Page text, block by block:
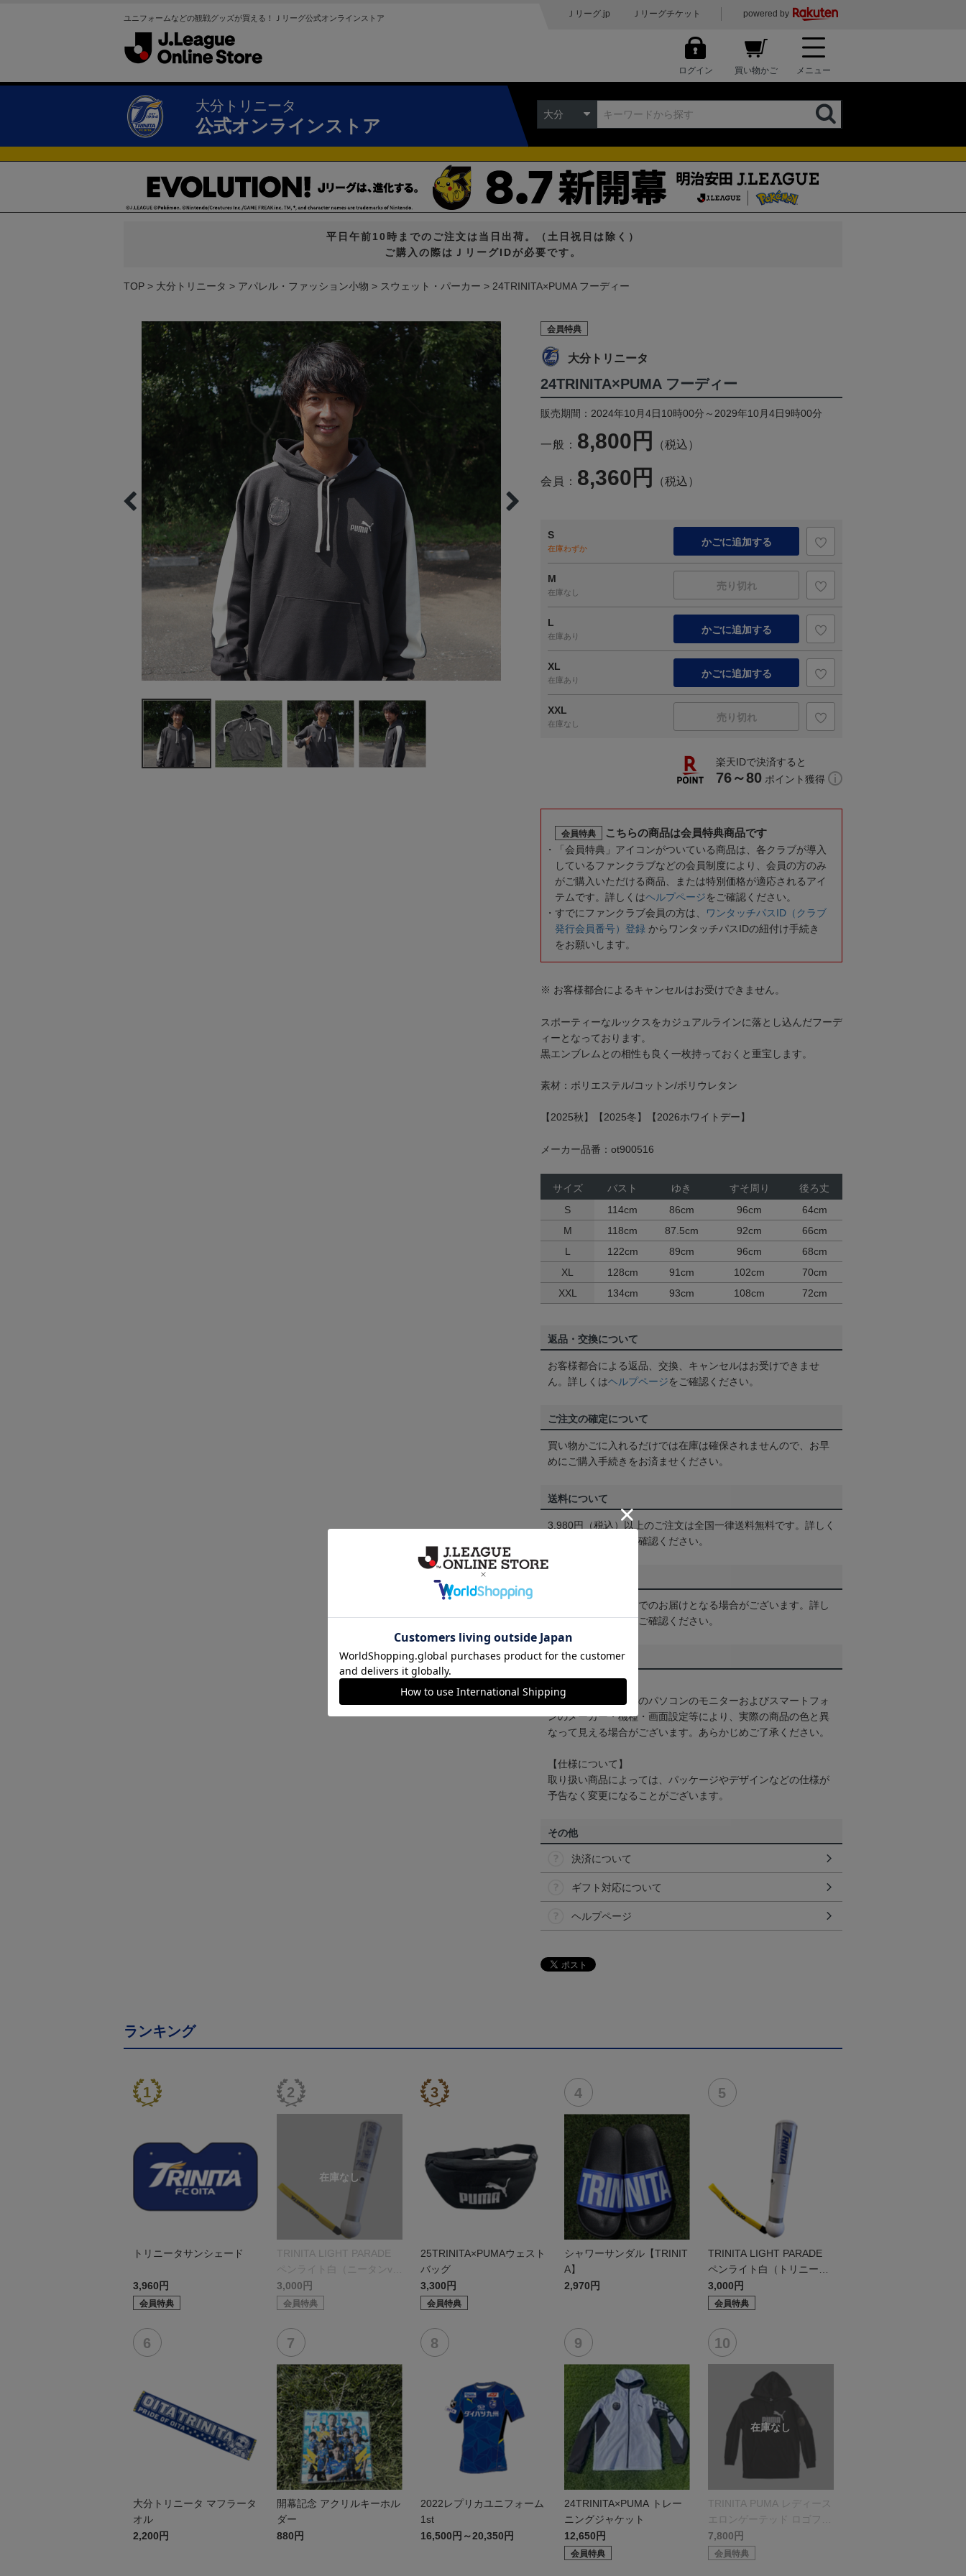
ユニフォームなどの観戦グッズが買える！Ｊリーグ公式オンラインストア Ｊリーグ.jp Ｊリーグチケット powered by
ログイン 買い物かご メニュー
大分トリニータ
公式オンラインストア
大分
平日午前10時までのご注文は当日出荷。（土日祝日は除く）
ご購入の際はＪリーグIDが必要です。
TOP 大分トリニータ アパレル・ファッション小物 スウェット・パーカー 24TRINITA×PUMA フーディー
会員特典
大分トリニータ
24TRINITA×PUMA フーディー
販売期間：2024年10月4日10時00分～2029年10月4日9時00分
一般： 8,800円 （税込）
会員： 8,360円 （税込）
S
在庫わずか
かごに追加する
M
在庫なし
売り切れ
L
在庫あり
かごに追加する
XL
在庫あり
かごに追加する
XXL
在庫なし
売り切れ
楽天IDで決済すると
76～80 ポイント獲得
会員特典 こちらの商品は会員特典商品です
「会員特典」アイコンがついている商品は、各クラブが導入
しているファンクラブなどの会員制度により、会員の方のみ
がご購入いただける商品、または特別価格が適応されるアイ
テムです。詳しくはヘルプページをご確認ください。
すでにファンクラブ会員の方は、
ワンタッチパスID（クラブ
発行会員番号）登録 からワンタッチパスIDの紐付け手続き
をお願いします。
※ お客様都合によるキャンセルはお受けできません。
スポーティーなルックスをカジュアルラインに落とし込んだフーデ
ィーとなっております。
黒エンブレムとの相性も良く一枚持っておくと重宝します。
素材：ポリエステル/コットン/ポリウレタン
【2025秋】【2025冬】【2026ホワイトデー】
メーカー品番：ot900516
サイズ バスト ゆき すそ周り
後ろ丈
S
114cm 86cm 96cm
64cm
M
118cm 87.5cm 92cm
66cm
L
122cm 89cm 96cm
68cm
XL
128cm 91cm 102cm
70cm
XXL
134cm 93cm 108cm 72cm
返品・交換について
お客様都合による返品、交換、キャンセルはお受けできませ
ん。詳しくはヘルプページをご確認ください。
ご注文の確定について
買い物かごに入れるだけでは在庫は確保されませんので、お早
めにご購入手続きをお済ませください。
送料について
3,980円（税込）以上のご注文は全国一律送料無料です。詳しく
をご確認ください。
一部商品はメール便でのお届けとなる場合がございます。詳し
くはヘルプページをご確認ください。
商品について
商品画像は、お使いのパソコンのモニターおよびスマートフォ
ンのメーカー・機種・画面設定等により、実際の商品の色と異
なって見える場合がございます。あらかじめご了承ください。
【仕様について】
取り扱い商品によっては、パッケージやデザインなどの仕様が
予告なく変更になることがございます。
その他
決済について
ギフト対応について
ヘルプページ
ランキング
トリニータサンシェード
3,960円
会員特典
TRINITA LIGHT PARADE
ペンライト白（ニータンve
r.）
3,000円
会員特典
25TRINITA×PUMAウェスト
バッグ
3,300円
会員特典
シャワーサンダル【TRINIT
A】
2,970円
TRINITA LIGHT PARADE
ペンライト白（トリニータv
er.）
3,000円
会員特典
大分トリニータ マフラータ
オル
2,200円
開幕記念 アクリルキーホル
ダー
880円
2022レプリカユニフォーム
1st
16,500円～20,350円
24TRINITA×PUMA トレー
ニングジャケット
12,650円
会員特典
TRINITA PUMA レディース
エロンゲーテッド ロゴフー
ディスウェット
7,800円
会員特典